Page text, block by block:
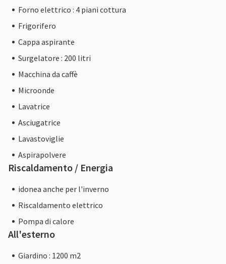
Forno elettrico : 4 piani cottura
Frigorifero
Cappa aspirante
Surgelatore : 200 litri
Macchina da caffè
Microonde
Lavatrice
Asciugatrice
Lavastoviglie
Aspirapolvere
Riscaldamento / Energia
idonea anche per l'inverno
Riscaldamento elettrico
Pompa di calore
All'esterno
Giardino : 1200 m2